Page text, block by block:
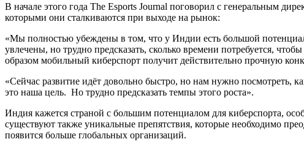
В начале этого года The Esports Journal поговорил с генеральным
которыми они сталкиваются при выходе на рынок:
«Мы полностью убеждены в том, что у Индии есть большой
увлечены, но трудно предсказать, сколько времени потребуется,
образом мобильный киберспорт получит действительно прочную
«Сейчас развитие идёт довольно быстро, но нам нужно
это наша цель. Но трудно предсказать темпы этого роста».
Индия кажется страной с большим потенциалом для киберспорта,
существуют также уникальные препятствия, которые необходимо
появится больше глобальных организаций.